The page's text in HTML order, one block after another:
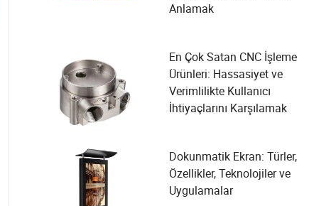
Anlamak
En Çok Satan CNC İşleme
Ürünleri: Hassasiyet ve
Verimlilikte Kullanıcı
İhtiyaçlarını Karşılamak
Dokunmatik Ekran: Türler,
Özellikler, Teknolojiler ve
Uygulamalar